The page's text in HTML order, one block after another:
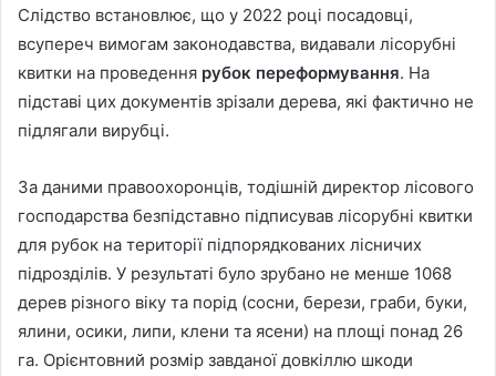
Слідство встановлює, що у 2022 році посадовці,
всупереч вимогам законодавства, видавали лісорубні
квитки на проведення рубок переформування. На
підставі цих документів зрізали дерева, які фактично не
підлягали вирубці.
За даними правоохоронців, тодішній директор лісового
господарства безпідставно підписував лісорубні квитки
для рубок на території підпорядкованих лісничих
підрозділів. У результаті було зрубано не менше 1068
дерев різного віку та порід (сосни, берези, граби, буки,
ялини, осики, липи, клени та ясени) на площі понад 26
га. Орієнтовний розмір завданої довкіллю шкоди